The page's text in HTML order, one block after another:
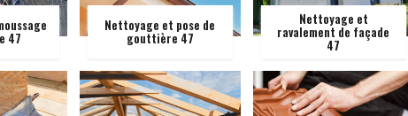
47
Nettoyage et pose de
gouttière 47
Nettoyage et
ravalement de façade
47